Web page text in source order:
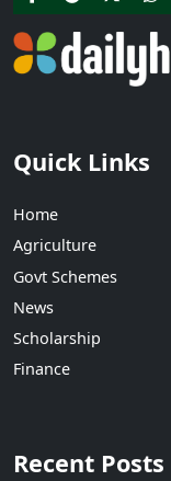
Quick Links
Home
Agriculture
Govt Schemes
News
Scholarship
Finance
Recent Posts